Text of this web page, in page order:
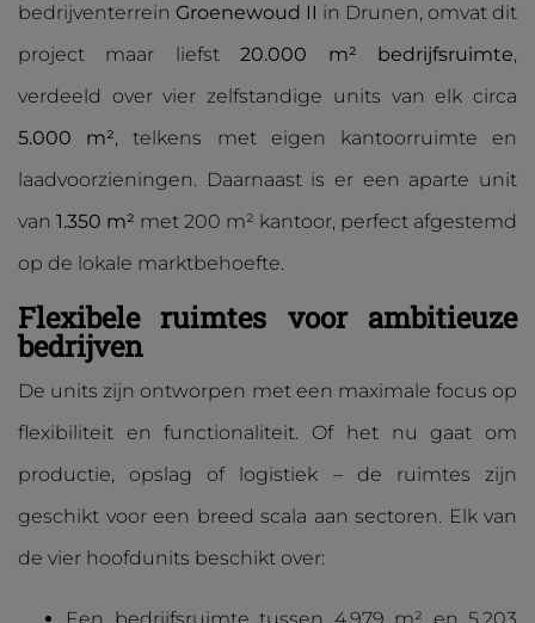
bedrijventerrein Groenewoud II in Drunen, omvat dit
project maar liefst20.000 m² bedrijfsruimte,
verdeeld over vier zelfstandige units van elk circa
5.000 m², telkens met eigen kantoorruimte en
laadvoorzieningen. Daarnaast is er een aparte unit
van 1.350 m² met 200 m² kantoor, perfect afgestemd
op de lokale marktbehoefte.
Flexibele ruimtes voor ambitieuze
bedrijven
De units zijn ontworpen met een maximale focus op
flexibiliteit en functionaliteit. Of het nu gaat om
productie, opslag of logistiek – de ruimtes zijn
geschikt voor een breed scala aan sectoren. Elk van
de vier hoofdunits beschikt over: